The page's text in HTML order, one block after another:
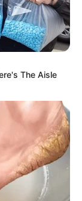
रात की
आकर्षण
The Aisle